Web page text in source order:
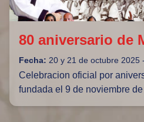
80 aniversario de
Fecha: 20 y 21 de octubre 2025
Celebracion oficial por
fundada el 9 de noviembre